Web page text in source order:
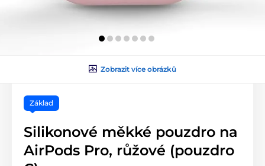
Zobrazit více obrázků
Základ
Silikonové měkké pouzdro na
AirPods Pro, růžové (pouzdro